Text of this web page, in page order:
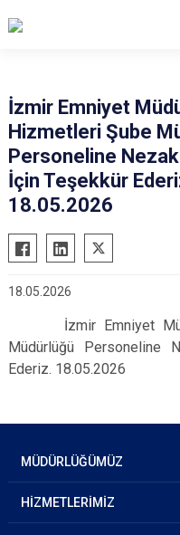
İzmir Emniyet
Hizmetleri Şube
Personeline
İçin Teşekkür
18.05.2026
18.05.2026
İzmir Emniyet
Müdürlüğü Personeline
Ederiz. 18.05.2026
MÜDÜRLÜĞÜMÜZ
HİZMETLERİMİZ